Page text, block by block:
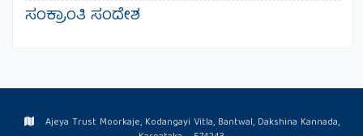
ಸಂಕ್ರಾಂತಿ ಸಂದೇಶ
Ajeya Trust Moorkaje, Kodangayi Vitla, Bantwal, Dakshina Kannada,